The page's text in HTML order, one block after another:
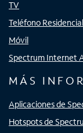
TV
Teléfono Residencial
Móvil
Spectrum Internet
MÁS
Aplicaciones de
Hotspots de